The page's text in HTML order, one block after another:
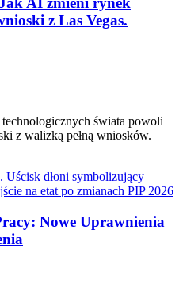
z Las Vegas.
świata powoli
z walizką pełną wniosków.
Nowe Uprawnienia